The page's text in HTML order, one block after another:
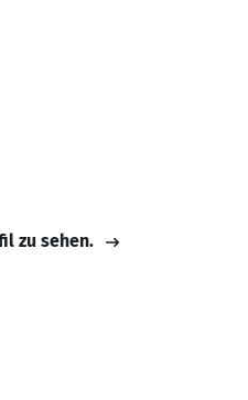
zu sehen.